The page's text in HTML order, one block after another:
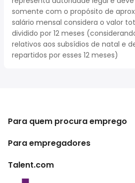
somente com o propósito de
salário mensal considera o valor
dividido por 12 meses
relativos aos subsídios de natal e
repartidos por esses 12 meses)
Para quem procura emprego
Procurar empregos
Para empregadores
Empreendimento
Talent.com